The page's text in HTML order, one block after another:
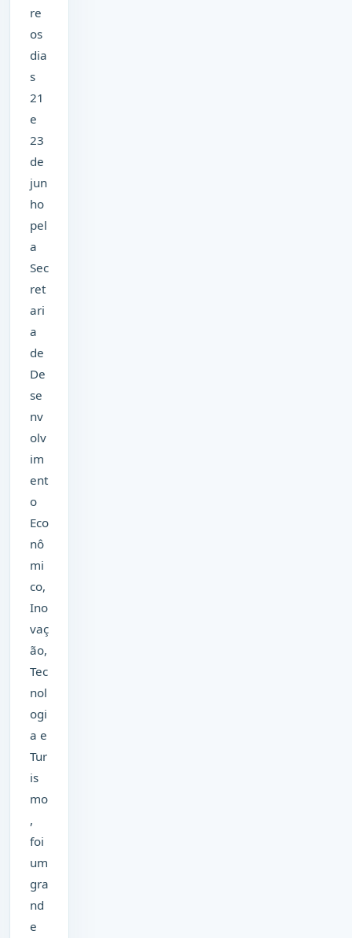
re
os
dia
s
21
e
23
de
jun
ho
pel
a
Sec
ret
ari
a
de
De
se
nv
olv
im
ent
o
Eco
nô
mi
co,
Ino
vaç
ão,
Tec
nol
ogi
a e
Tur
is
mo
,
foi
um
gra
nd
e